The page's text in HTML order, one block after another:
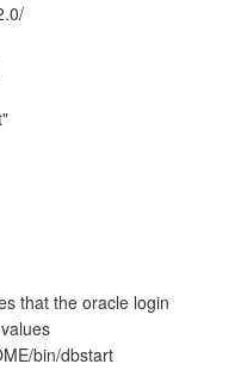
that the oracle login
bin/dbstart